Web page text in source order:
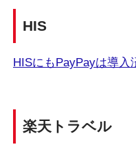
HIS
HISにもPayPayは導入
楽天トラベル